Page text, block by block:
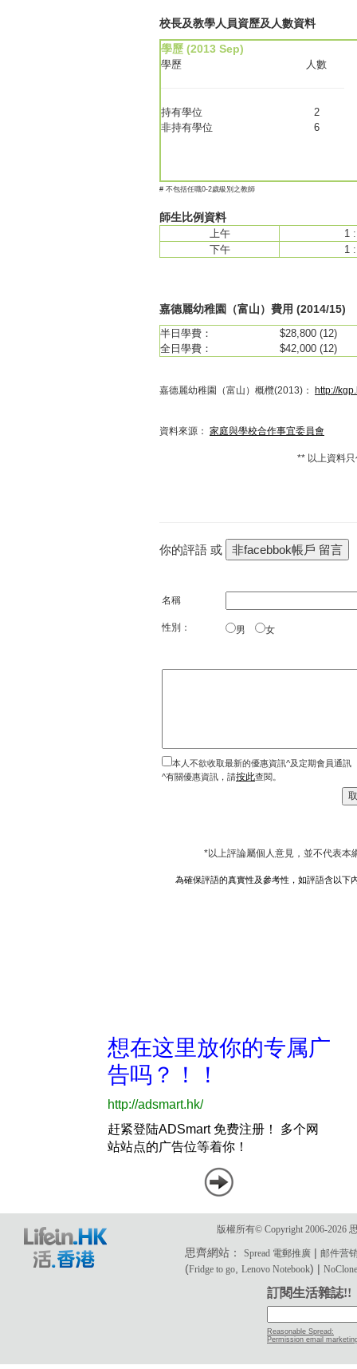
校長及教學人員資歷及人數資料
學歷 (2013 Sep)
學歷 人數
持有學位
2
非持有學位
6
# 不包括任職0-2歲級別之教師
師生比例資料
上午
1
下午
1
嘉德麗幼稚園（富山）費用 (2014/15)
半日學費：
$28,800 (12)
全日學費：
$42,000 (12)
嘉德麗幼稚園（富山）概欖(2013)： http://
資料來源： 家庭與學校合作事宜委員會
** 以上資料
你的評語 或
名稱
性別： 男 女
本人不欲收取最新的優惠資訊^及定期會員通訊
^有關優惠資訊，請按此查閱。
*以上評論屬個人意見，並不代表本
為確保評語的真實性及參考性，如評語含以下
版權所有© Copyright 2006-2026
思齊網站：Spread 電郵推廣 |邮件营
(Fridge to go ,Lenovo Notebook) |